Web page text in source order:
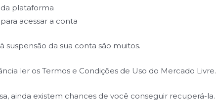
plataforma
acessar a conta
suspensão da sua conta são muitos.
ler os Termos e Condições de Uso do Mercado Livre.
ainda existem chances de você conseguir recuperá-la.